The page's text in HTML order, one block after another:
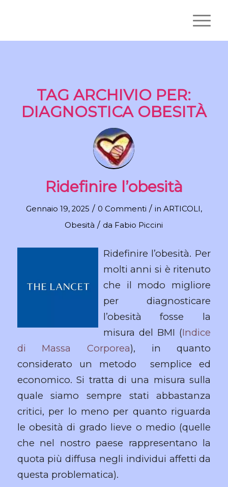
TAG ARCHIVIO PER:
DIAGNOSTICA OBESITÀ
Ridefinire l’obesità
Gennaio 19, 2025 / 0 Commenti / in ARTICOLI,
Obesità / da Fabio Piccini
Ridefinire l’obesità. Per
molti anni si è ritenuto
che il modo migliore
per diagnosticare
l’obesità fosse la
misura del BMI (Indice
di Massa Corporea), in quanto
considerato un metodo semplice ed
economico. Si tratta di una misura sulla
quale siamo sempre stati abbastanza
critici, per lo meno per quanto riguarda
le obesità di grado lieve o medio (quelle
che nel nostro paese rappresentano la
quota più diffusa negli individui affetti da
questa problematica).